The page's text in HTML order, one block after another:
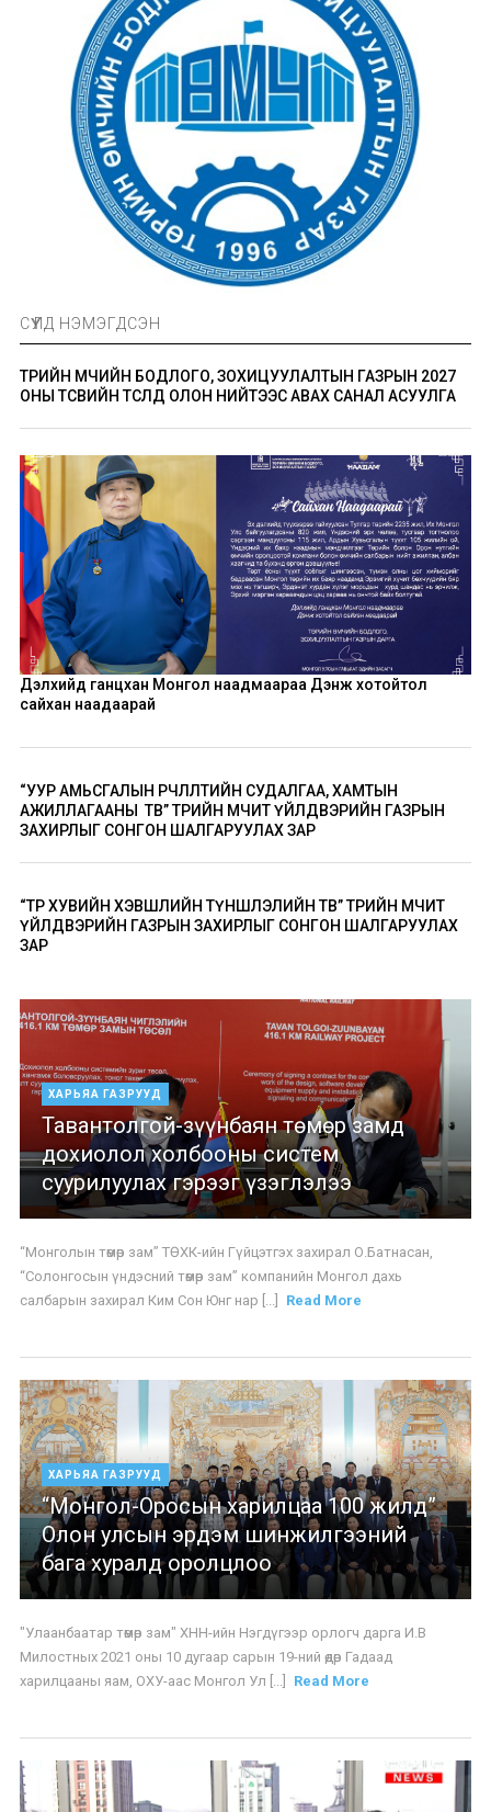
СҮҮЛД НЭМЭГДСЭН
ТӨРИЙН ӨМЧИЙН БОДЛОГО, ЗОХИЦУУЛАЛТЫН ГАЗРЫН 2027
ОНЫ ТӨСВИЙН ТӨСӨЛД ОЛОН НИЙТЭЭС АВАХ САНАЛ АСУУЛГА
Дэлхийд ганцхан Монгол наадмаараа Дэнж хотойтол
сайхан наадаарай
“УУР АМЬСГАЛЫН ӨӨРЧЛӨЛТИЙН СУДАЛГАА, ХАМТЫН
АЖИЛЛАГААНЫ ТӨВ” ТӨРИЙН ӨМЧИТ ҮЙЛДВЭРИЙН ГАЗРЫН
ЗАХИРЛЫГ СОНГОН ШАЛГАРУУЛАХ ЗАР
“ТӨР ХУВИЙН ХЭВШЛИЙН ТҮНШЛЭЛИЙН ТӨВ” ТӨРИЙН ӨМЧИТ
ҮЙЛДВЭРИЙН ГАЗРЫН ЗАХИРЛЫГ СОНГОН ШАЛГАРУУЛАХ
ЗАР
ХАРЬЯА ГАЗРУУД
Тавантолгой-зүүнбаян төмөр замд
дохиолол холбооны систем
суурилуулах гэрээг үзэглэлээ
“Монголын төмөр зам” ТӨХК-ийн Гүйцэтгэх захирал О.Батнасан,
“Солонгосын үндэсний төмөр зам” компанийн Монгол дахь
салбарын захирал Ким Сон Юнг нар [...]
Read More
ХАРЬЯА ГАЗРУУД
“Монгол-Оросын харилцаа 100 жилд”
Олон улсын эрдэм шинжилгээний
бага хуралд оролцлоо
"Улаанбаатар төмөр зам" ХНН-ийн Нэгдүгээр орлогч дарга И.В
Милостных 2021 оны 10 дугаар сарын 19-ний өдөр Гадаад
харилцааны яам, ОХУ-аас Монгол Ул [...]
Read More